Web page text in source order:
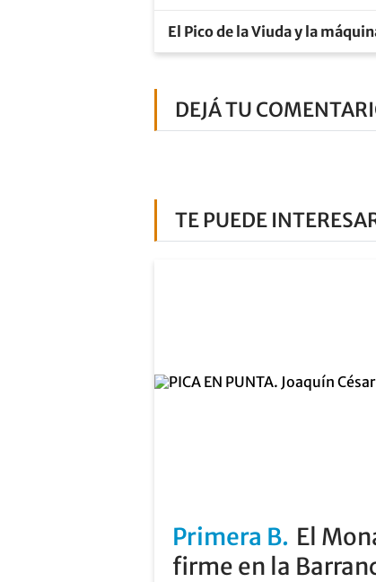
El Pico de la Viuda y la
DEJÁ TU
TE PUEDE
Primera B El
firme en la